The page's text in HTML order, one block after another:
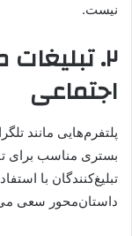
نیست.
۲.
اجتماعی
پلتفرم‌هایی مانند
بستری مناسب برای
تبلیغ‌کنندگان با
داستان‌محور سعی